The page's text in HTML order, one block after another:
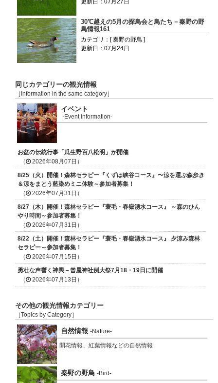
30℃越えの5月の探鳥会と鳥たち－秦野の野
鳥情報161
カテゴリ：[ 秦野の野鳥 ]
更新日：07月24日
同じカテゴリーの観光情報
［Information in the same category］
イベント
-Event information-
お盆の伝統行事「瓜生野百八松明」が開催
（
2026年08月07日）
8/25（火）開催！森林セラピー『くずは峡谷コース』〜涼を運ぶ森歩き
＆涼をまとう藍染めミニ体験～参加者募集！
（
2026年07月31日）
8/27（木）開催！森林セラピー『蓑毛・春嶽湧水コース』 ～森のひん
やり時間～参加者募集！
（
2026年07月31日）
8/22（土）開催！森林セラピー『蓑毛・春嶽湧水コース』 夕涼み森林
セラピー～参加者募集！
（
2026年07月15日）
勇壮な声響く神輿－曾屋神社例大祭7月18・19日に開催
（
2026年07月13日）
その他の観光情報カテゴリー
［Topics by Category］
自然情報 -Nature-
開花情報、紅葉情報などの自然情報
秦野の野鳥 -Bird-